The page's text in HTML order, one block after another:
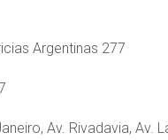
public_html/wp-
Argentinas 277
Av. Rivadavia, Av.